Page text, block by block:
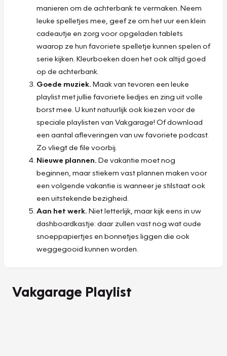
manieren om de achterbank te vermaken. Neem
leuke spelletjes mee, geef ze om het uur een klein
cadeautje en zorg voor opgeladen tablets
waarop ze hun favoriete spelletje kunnen spelen of
serie kijken. Kleurboeken doen het ook altijd goed
op de achterbank.
Goede muziek. Maak van tevoren een leuke
playlist met jullie favoriete liedjes en zing uit volle
borst mee. U kunt natuurlijk ook kiezen voor de
speciale playlisten van Vakgarage! Of download
een aantal afleveringen van uw favoriete podcast.
Zo vliegt de file voorbij.
Nieuwe plannen. De vakantie moet nog
beginnen, maar stiekem vast plannen maken voor
een volgende vakantie is wanneer je stilstaat ook
een uitstekende bezigheid.
Aan het werk. Niet letterlijk, maar kijk eens in uw
dashboardkastje: daar zullen vast nog wat oude
snoeppapiertjes en bonnetjes liggen die ook
weggegooid kunnen worden.
Vakgarage Playlist